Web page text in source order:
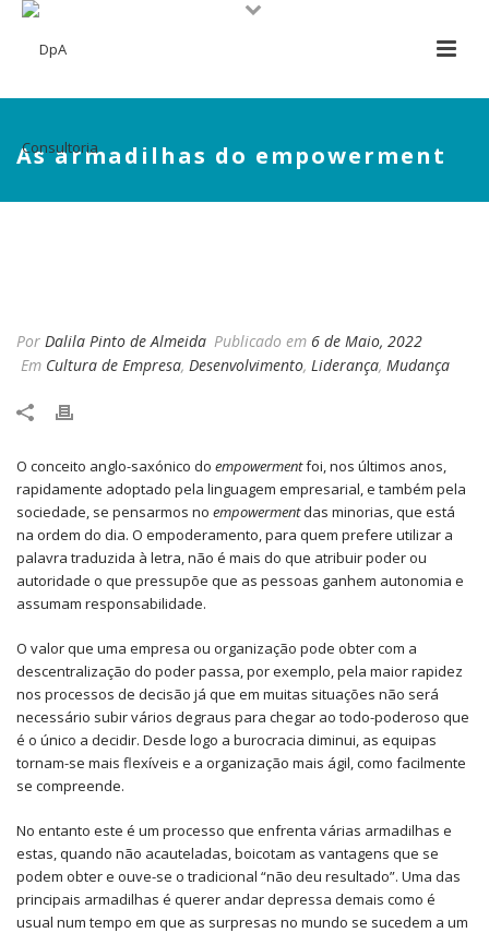
As armadilhas do empowerment
Por Dalila Pinto de Almeida Publicado em 6 de Maio, 2022
Em Cultura de Empresa, Desenvolvimento, Liderança, Mudança
O conceito anglo-saxónico do empowermentfoi, nos últimos anos,
rapidamente adoptado pela linguagem empresarial, e também pela
sociedade, se pensarmos no empowermentdas minorias, que está
na ordem do dia. O empoderamento, para quem prefere utilizar a
palavra traduzida à letra, não é mais do que atribuir poder ou
autoridade o que pressupõe que as pessoas ganhem autonomia e
assumam responsabilidade.
O valor que uma empresa ou organização pode obter com a
descentralização do poder passa, por exemplo, pela maior rapidez
nos processos de decisão já que em muitas situações não será
necessário subir vários degraus para chegar ao todo-poderoso que
é o único a decidir. Desde logo a burocracia diminui, as equipas
tornam-se mais flexíveis e a organização mais ágil, como facilmente
se compreende.
No entanto este é um processo que enfrenta várias armadilhas e
estas, quando não acauteladas, boicotam as vantagens que se
podem obter e ouve-se o tradicional “não deu resultado”. Uma das
principais armadilhas é querer andar depressa demais como é
usual num tempo em que as surpresas no mundo se sucedem a um